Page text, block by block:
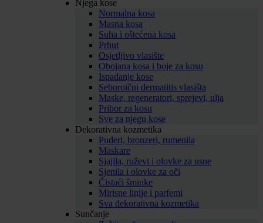
Njega kose
Normalna kosa
Masna kosa
Suha i oštećena kosa
Prhut
Osjetljivo vlasište
Obojana kosa i boje za kosu
Ispadanje kose
Seboroični dermatitis vlasišta
Maske, regeneratori, sprejevi, ulja
Pribor za kosu
Sve za njegu kose
Dekorativna kozmetika
Puderi, bronzeri, rumenila
Maskare
Sjajila, ruževi i olovke za usne
Sjenila i olovke za oči
Čistaći šminke
Mirisne linije i parfemi
Sva dekorativna kozmetika
Sunčanje